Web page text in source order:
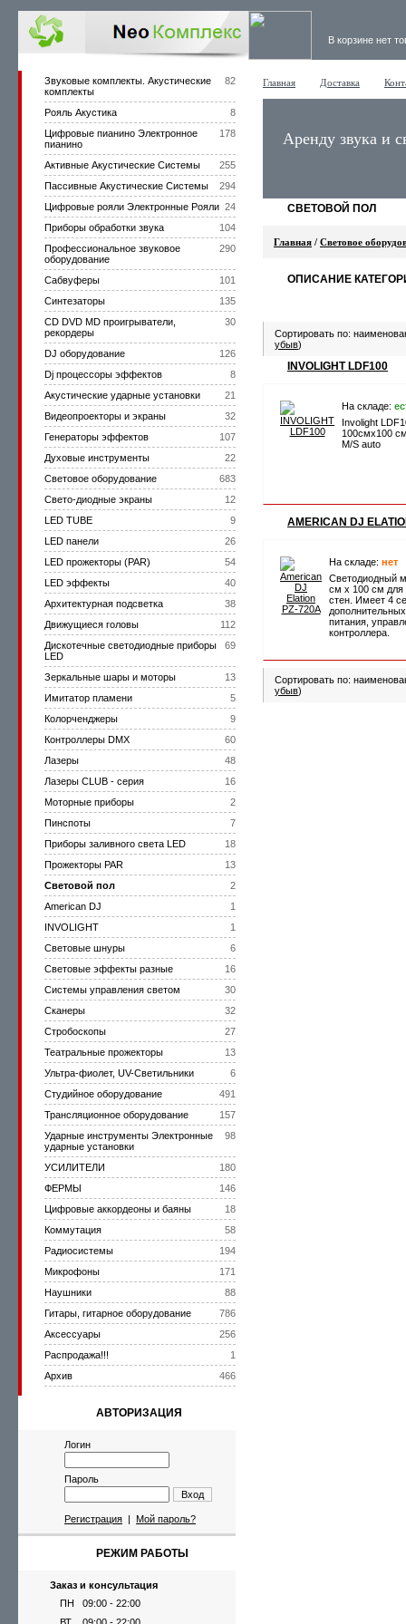
В корзине нет
82
Звуковые комплекты. Акустические
комплекты
8
Рояль Акустика
178
Цифровые пианино Электронное
пианино
255
Активные Акустические Системы
294
Пассивные Акустические Системы
24
Цифровые рояли Электронные Рояли
104
Приборы обработки звука
290
Профессиональное звуковое
оборудование
101
Сабвуферы
135
Синтезаторы
30
CD DVD MD проигрыватели,
рекордеры
126
DJ оборудование
8
Dj процессоры эффектов
21
Акустические ударные установки
32
Видеопроекторы и экраны
107
Генераторы эффектов
22
Духовые инструменты
683
Световое оборудование
12
Cвето-диодные экраны
9
LED TUBE
26
LED панели
54
LED прожекторы (PAR)
40
LED эффекты
38
Архитектурная подсветка
112
Движущиеся головы
69
Дискотечные светодиодные приборы
LED
13
Зеркальные шары и моторы
5
Имитатор пламени
9
Колорченджеры
60
Контроллеры DMX
48
Лазеры
16
Лазеры CLUB - серия
2
Моторные приборы
7
Пинспоты
18
Приборы заливного света LED
13
Прожекторы PAR
2
Световой пол
1
American DJ
1
INVOLIGHT
6
Световые шнуры
16
Световые эффекты разные
30
Системы управления светом
32
Сканеры
27
Стробоскопы
13
Театральные прожекторы
6
Ультра-фиолет, UV-Светильники
491
Студийное оборудование
157
Трансляционное оборудование
98
Ударные инструменты Электронные
ударные установки
180
УСИЛИТЕЛИ
146
ФЕРМЫ
18
Цифровые аккордеоны и баяны
58
Коммутация
194
Радиосистемы
171
Микрофоны
88
Наушники
786
Гитары, гитарное оборудование
256
Аксессуары
1
Распродажа!!!
466
Архив
АВТОРИЗАЦИЯ
Логин
Пароль
Вход
Регистрация | Мой пароль?
РЕЖИМ РАБОТЫ
Заказ и консультация
ПН
09:00 - 22:00
Главная Доставка
Аренду звука и
СВЕТОВОЙ ПОЛ
Главная / Световое
ОПИСАНИЕ
Сортировать по:
убыв)
INVOLIGHT LDF100
На складе:
Involight
100смх100
M/S auto
AMERICAN DJ
На складе: нет
Светодиодный
см х 100 см для
стен. Имеет 4
питания,
контроллера.
Сортировать по:
убыв)